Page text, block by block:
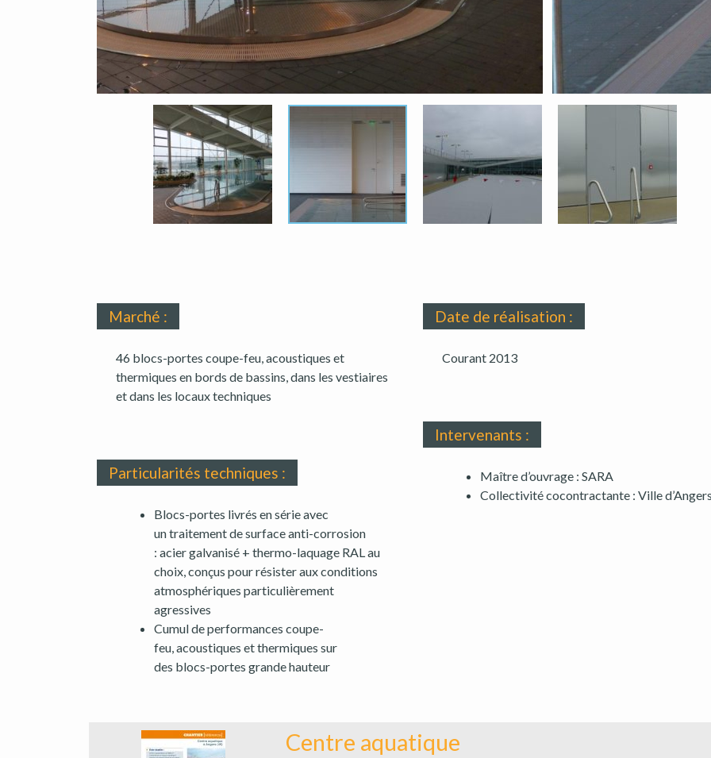
Marché :
46 blocs-portes coupe-feu, acoustiques et
thermiques en bords de bassins, dans les vestiaires
et dans les locaux techniques
Particularités techniques :
Blocs-portes livrés en série avec
un traitement de surface anti-corrosion
: acier galvanisé + thermo-laquage RAL au
choix, conçus pour résister aux conditions
atmosphériques particulièrement
agressives
Cumul de performances coupe-
feu, acoustiques et thermiques sur
des blocs-portes grande hauteur
Date de réalisation :
Courant 2013
Intervenants :
Maître d’ouvrage : SARA
Collectivité cocontractante : Ville
Centre aquatique